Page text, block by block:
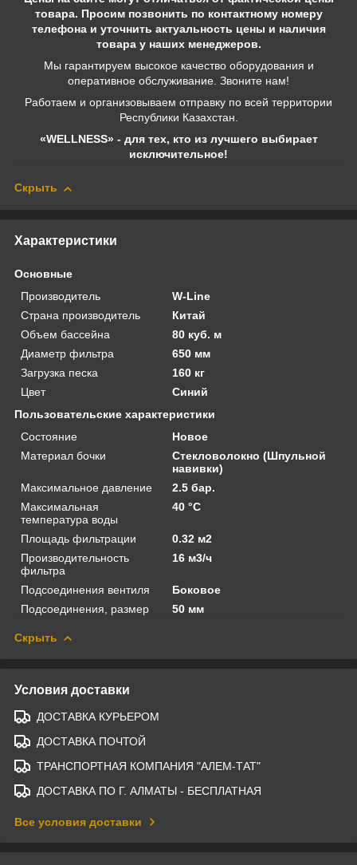
товара. Просим позвонить по контактному номеру
телефона и уточнить актуальность цены и наличия
товара у наших менеджеров.
Мы гарантируем высокое качество оборудования и
оперативное обслуживание. Звоните нам!
Работаем и организовываем отправку по всей территории
Республики Казахстан.
«WELLNESS» - для тех, кто из лучшего выбирает
исключительное!
Скрыть
Характеристики
Основные
Производитель
W-Line
Страна производитель
Китай
Объем бассейна
80 куб. м
Диаметр фильтра
650 мм
Загрузка песка
160 кг
Цвет
Синий
Пользовательские характеристики
Состояние
Новое
Материал бочки
Стекловолокно (Шпульной
навивки)
Максимальное давление
2.5 бар.
Максимальная
температура воды
40 °C
Площадь фильтрации
0.32 м2
Производительность
фильтра
16 м3/ч
Подсоединения вентиля
Боковое
Подсоединения, размер
50 мм
Скрыть
Условия доставки
ДОСТАВКА КУРЬЕРОМ
ДОСТАВКА ПОЧТОЙ
ТРАНСПОРТНАЯ КОМПАНИЯ "АЛЕМ-ТАТ"
ДОСТАВКА ПО Г. АЛМАТЫ - БЕСПЛАТНАЯ
Все условия доставки